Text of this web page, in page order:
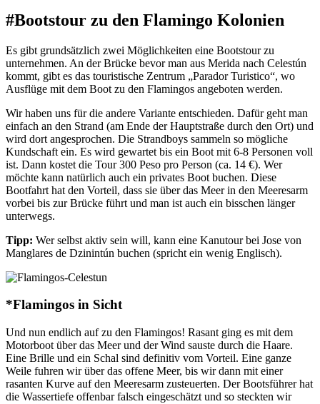
#Bootstour zu den Flamingo Kolonien
Es gibt grundsätzlich zwei Möglichkeiten eine Bootstour zu
unternehmen. An der Brücke bevor man aus Merida nach Celestún
kommt, gibt es das touristische Zentrum „Parador Turistico“, wo
Ausflüge mit dem Boot zu den Flamingos angeboten werden.
Wir haben uns für die andere Variante entschieden. Dafür geht man
einfach an den Strand (am Ende der Hauptstraße durch den Ort) und
wird dort angesprochen. Die Strandboys sammeln so mögliche
Kundschaft ein. Es wird gewartet bis ein Boot mit 6-8 Personen voll
ist. Dann kostet die Tour 300 Peso pro Person (ca. 14 €). Wer
möchte kann natürlich auch ein privates Boot buchen. Diese
Bootfahrt hat den Vorteil, dass sie über das Meer in den Meeresarm
vorbei bis zur Brücke führt und man ist auch ein bisschen länger
unterwegs.
Tipp: Wer selbst aktiv sein will, kann eine Kanutour bei Jose von
Manglares de Dzinintún buchen (spricht ein wenig Englisch).
*Flamingos in Sicht
Und nun endlich auf zu den Flamingos! Rasant ging es mit dem
Motorboot über das Meer und der Wind sauste durch die Haare.
Eine Brille und ein Schal sind definitiv vom Vorteil. Eine ganze
Weile fuhren wir über das offene Meer, bis wir dann mit einer
rasanten Kurve auf den Meeresarm zusteuerten. Der Bootsführer hat
die Wassertiefe offenbar falsch eingeschätzt und so steckten wir